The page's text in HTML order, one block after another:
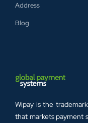
Address
Blog
Wipay is the
that markets payment